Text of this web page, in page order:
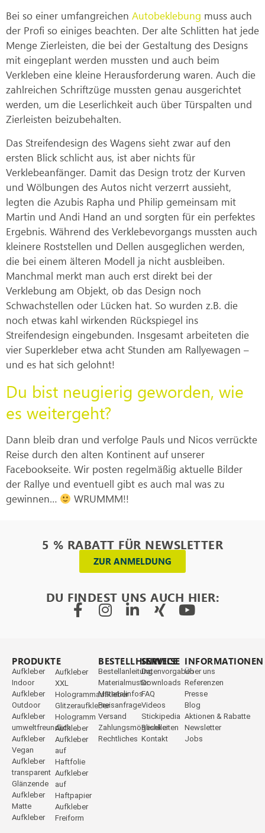
Bei so einer umfangreichen Autobeklebung muss auch
der Profi so einiges beachten. Der alte Schlitten hat jede
Menge Zierleisten, die bei der Gestaltung des Designs
mit eingeplant werden mussten und auch beim
Verkleben eine kleine Herausforderung waren. Auch die
zahlreichen Schriftzüge mussten genau ausgerichtet
werden, um die Leserlichkeit auch über Türspalten und
Zierleisten beizubehalten.
Das Streifendesign des Wagens sieht zwar auf den
ersten Blick schlicht aus, ist aber nichts für
Verklebeanfänger. Damit das Design trotz der Kurven
und Wölbungen des Autos nicht verzerrt aussieht,
legten die Azubis Rapha und Philip gemeinsam mit
Martin und Andi Hand an und sorgten für ein perfektes
Ergebnis. Während des Verklebevorgangs mussten auch
kleinere Roststellen und Dellen ausgeglichen werden,
die bei einem älteren Modell ja nicht ausbleiben.
Manchmal merkt man auch erst direkt bei der
Verklebung am Objekt, ob das Design noch
Schwachstellen oder Lücken hat. So wurden z.B. die
noch etwas kahl wirkenden Rückspiegel ins
Streifendesign eingebunden. Insgesamt arbeiteten die
vier Superkleber etwa acht Stunden am Rallyewagen –
und es hat sich gelohnt!
Du bist neugierig geworden, wie
es weitergeht?
Dann bleib dran und verfolge Pauls und Nicos verrückte
Reise durch den alten Kontinent auf unserer
Facebookseite. Wir posten regelmäßig aktuelle Bilder
der Rallye und eventuell gibt es auch mal was zu
gewinnen…
WRUMMM!!
5 % RABATT FÜR NEWSLETTER
ZUR ANMELDUNG
DU FINDEST UNS AUCH HIER:
PRODUKTE
Aufkleber
Indoor
Aufkleber
Outdoor
Aufkleber
umweltfreundlich
Aufkleber
Vegan
Aufkleber
transparent
Glänzende
Aufkleber
Matte
Aufkleber
_
Aufkleber
XXL
Hologrammaufkleber
Glitzeraufkleber
Hologramm
Aufkleber
Aufkleber
auf
Haftfolie
Aufkleber
auf
Haftpapier
Aufkleber
Freiform
BESTELLHINWEISE
Bestellanleitung
Materialmuster
Materialinfos
Preisanfrage
Versand
Zahlungsmöglichkeiten
Rechtliches
SERVICE
Datenvorgaben
Downloads
FAQ
Videos
Stickipedia
Reseller
Kontakt
INFORMATIONEN
Über uns
Referenzen
Presse
Blog
Aktionen & Rabatte
Newsletter
Jobs